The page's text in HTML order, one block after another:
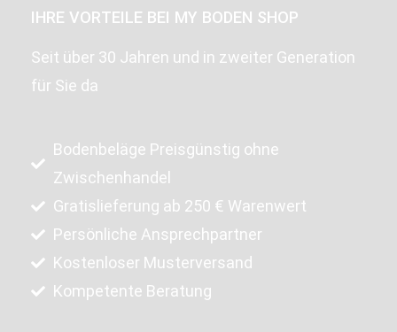
IHRE VORTEILE BEI MY BODEN SHOP
Seit über 30 Jahren und in zweiter Generation
für Sie da
Bodenbeläge Preisgünstig ohne
Zwischenhandel
Gratislieferung ab 250 € Warenwert
Persönliche Ansprechpartner
Kostenloser Musterversand
Kompetente Beratung